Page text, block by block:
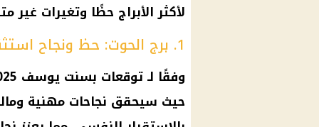
لأكثرالأبراج حظًا وتغيرات غير
1. برج الحوت: حظ ونجاح استثنائي في 2025
وفقًا لـتوقعات بسنت يوسف 2025، سيكون
حيث سيحقق نجاحات مهنية